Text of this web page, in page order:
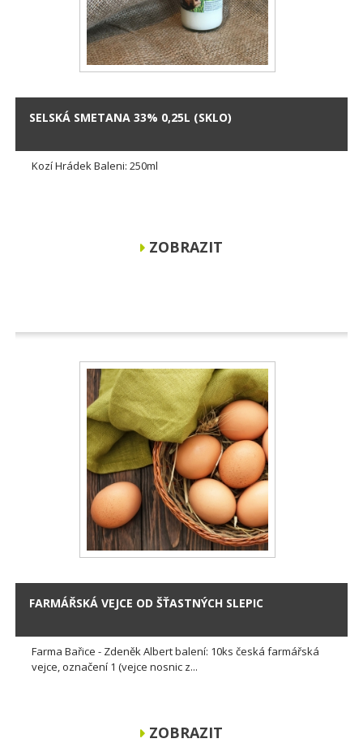
SELSKÁ SMETANA 33% 0,25L (SKLO)
Kozí Hrádek Baleni: 250ml
ZOBRAZIT
FARMÁŘSKÁ VEJCE OD ŠŤASTNÝCH SLEPIC
Farma Bařice - Zdeněk Albert balení: 10ks česká farmářská
vejce, označení 1 (vejce nosnic z...
ZOBRAZIT